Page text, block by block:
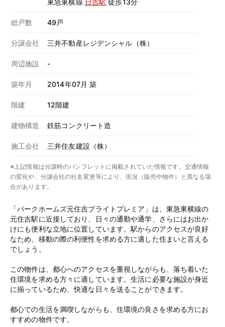
東急東横線 日吉駅 徒歩13分
総戸数 49戸
分譲会社 三井不動産レジデンシャル（株）
周辺施設 -
築年月 2014年07月 築
階建 12階建
建物構造 鉄筋コンクリート造
施工会社 三井住友建設（株）
※上記情報は分譲時のパンフレットに掲載されていた情報です。交通情報
の変化や、分譲会社の社名変更等により、現況（販売中物件）と異なる場
合があります。
「パークホームズ元住吉ブライトプレミア」は、東急東横線の
元住吉駅に近接しており、日々の通勤や通学、さらにはお出か
けにも便利な立地に位置しています。駅からのアクセスが良好
なため、移動の際の利便性を求める方に適した住まいと言える
でしょう。
この物件は、都心へのアクセスを重視しながらも、落ち着いた
住環境を求める方々に適しています。生活に必要な施設が身近
に揃っているため、快適な日々を送ることができます。
都心での生活を満喫しながらも、住環境の良さを求める方にお
すすめの物件です。